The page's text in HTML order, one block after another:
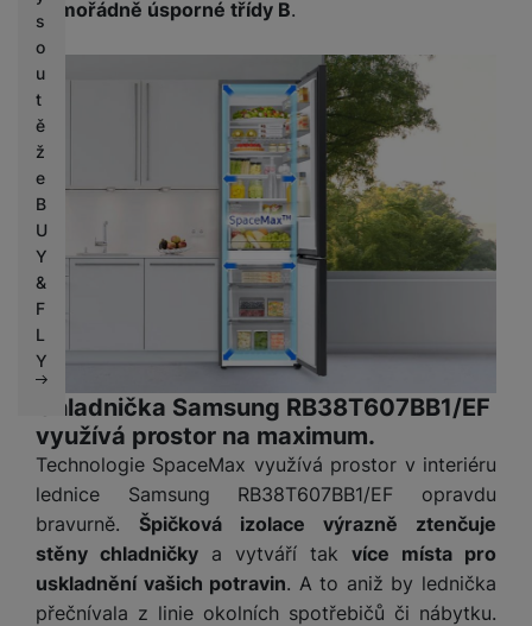
s
o
u
t
ě
ž
e
B
U
Y
&
F
L
Y
mimořádně úsporné třídy B.
Chladnička Samsung RB38T607BB1/EF
využívá prostor na maximum.
Technologie SpaceMax využívá prostor v interiéru
lednice Samsung RB38T607BB1/EF opravdu
bravurně. Špičková izolace výrazně ztenčuje
stěny chladničky a vytváří tak více místa pro
uskladnění vašich potravin. A to aniž by lednička
přečnívala z linie okolních spotřebičů či nábytku.